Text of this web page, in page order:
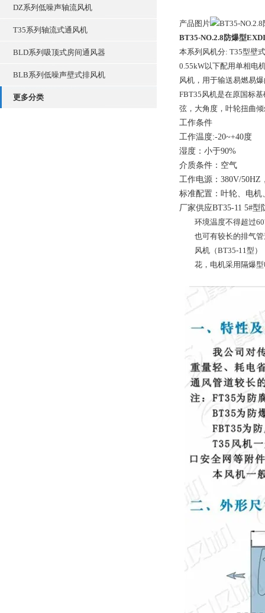
DZ系列低噪声轴流风机
T35系列轴流式通风机
BLD系列吸顶式房间通风器
BLB系列低噪声壁式排风机
更多分类
产品图片
BT35-NO.2.8防爆型
本系列风机分: T35型壁
0.55kW以下配用单相电
风机，用于输送易燃易
FBT35风机是在原国标
弦，大角度，叶轮扭曲
工作条件
工作温度:-20~+40度
湿度：小于90%
介质条件：空气
工作电源：380V/50HZ
标准配置：叶轮、电
厂家供应BT35-11 5#
环境温度不得超过60℃
也可有较长的排气管
风机（BT35-11型），
花，电机采用隔爆型